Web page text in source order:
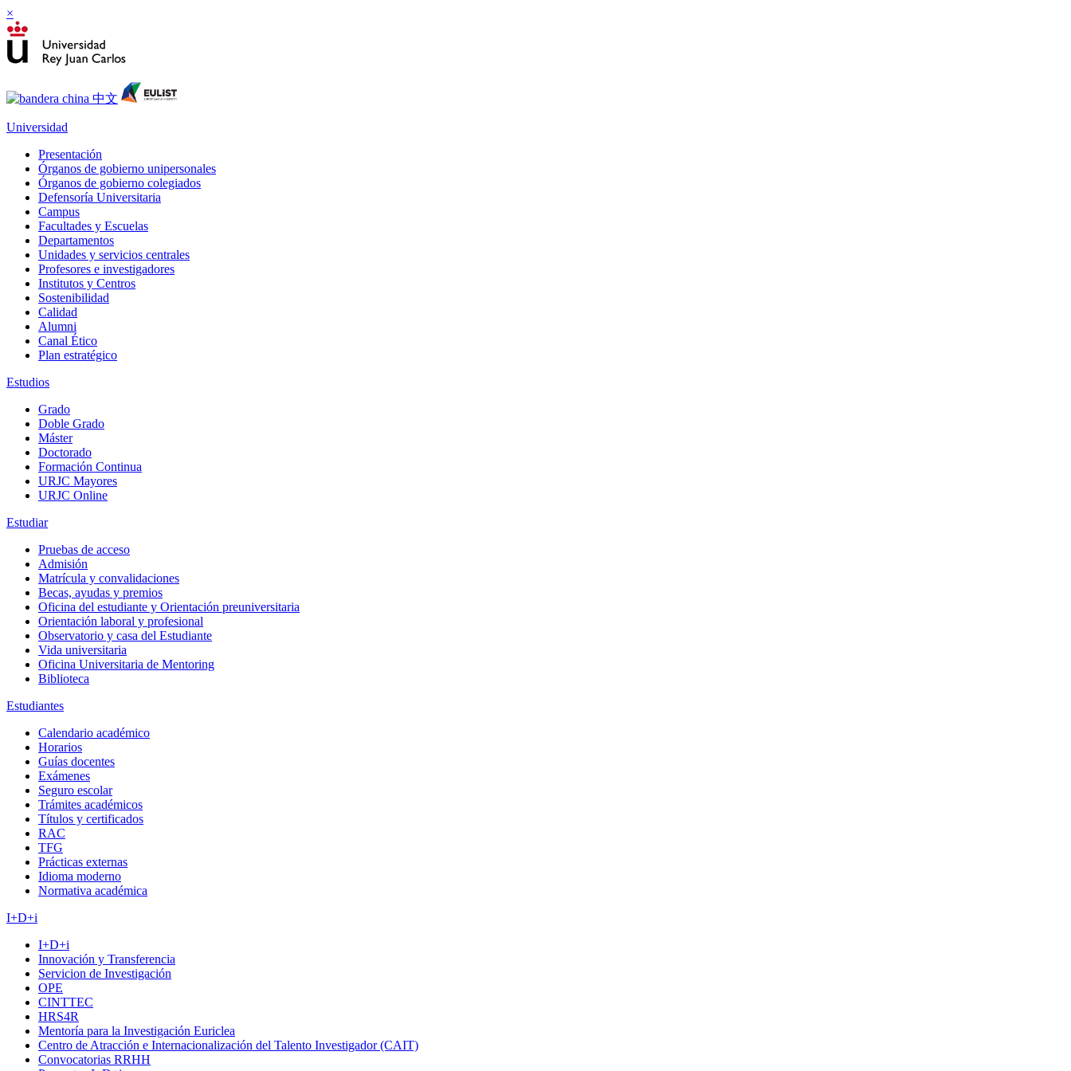
×
Universidad
Presentación
Órganos de gobierno unipersonales
Órganos de gobierno colegiados
Defensoría Universitaria
Campus
Facultades y Escuelas
Departamentos
Unidades y servicios centrales
Profesores e investigadores
Institutos y Centros
Sostenibilidad
Calidad
Alumni
Canal Ético
Plan estratégico
Estudios
Grado
Doble Grado
Máster
Doctorado
Formación Continua
URJC Mayores
URJC Online
Estudiar
Pruebas de acceso
Admisión
Matrícula y convalidaciones
Becas, ayudas y premios
Oficina del estudiante y Orientación preuniversitaria
Orientación laboral y profesional
Observatorio y casa del Estudiante
Vida universitaria
Oficina Universitaria de Mentoring
Biblioteca
Estudiantes
Calendario académico
Horarios
Guías docentes
Exámenes
Seguro escolar
Trámites académicos
Títulos y certificados
RAC
TFG
Prácticas externas
Idioma moderno
Normativa académica
I+D+i
I+D+i
Innovación y Transferencia
Servicion de Investigación
OPE
CINTTEC
HRS4R
Mentoría para la Investigación Euriclea
Centro de Atracción e Internacionalización del Talento Investigador (CAIT)
Convocatorias RRHH